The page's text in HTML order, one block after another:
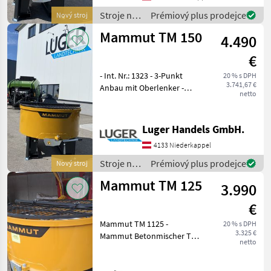
Nový stroj
Staplereinschub -
Stroje na
stavbu /
Mammut
Prémiový plus prodejce
Nový stroj
Mammut TM 150
4.490
€
20 % s DPH
3.741,67 €
netto
- Int. Nr.: 1323 - 3-Punkt
Anbau mit Oberlenker -
Schutzgitter -
Traktorschutzblech -
Sackaufreiser -
Staplereinschub
Luger Handels GmbH.
4133 Niederkappel
Stroje na
stavbu /
Mammut
Prémiový plus prodejce
Mammut TM 125
3.990
€
20 % s DPH
3.325 €
netto
Mammut TM 1125 -
Mammut Betonmischer TM